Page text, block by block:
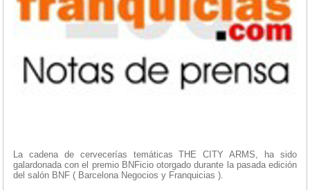
La cadena de cervecerías temáticas THE CITY ARMS, ha sido
galardonada con el premio BNFicio otorgado durante la pasada edición
del salón BNF ( Barcelona Negocios y Franquicias ).